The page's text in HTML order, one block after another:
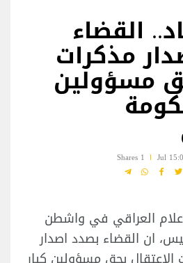
القضاء
مذكرات
مسؤولين
1 Shares
العراقي في واشطن
ان القضاء بصدد اصدار